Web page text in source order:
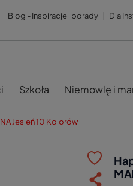
Blog - Inspiracje i porady Dla
Szkoła Niemowlę i
Jesień 10 Kolorów